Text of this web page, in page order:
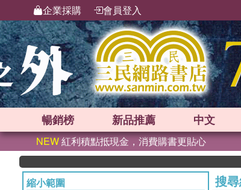
企業採購 會員登入
暢銷榜 新品推薦 中文
NEW紅利積點抵現金，消費購書更貼心
縮小範圍
搜